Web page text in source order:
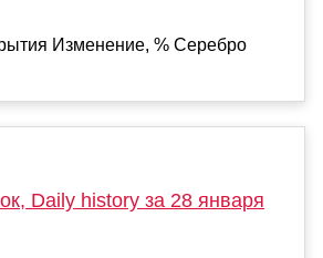
Изменение, % Серебро
Daily history за 28 января